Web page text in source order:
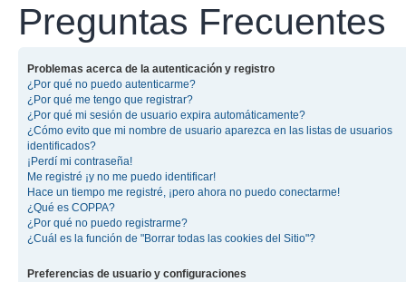
Preguntas Frecuentes
Problemas acerca de la autenticación y registro
¿Por qué no puedo autenticarme?
¿Por qué me tengo que registrar?
¿Por qué mi sesión de usuario expira automáticamente?
¿Cómo evito que mi nombre de usuario aparezca en las listas de usuarios
identificados?
¡Perdí mi contraseña!
Me registré ¡y no me puedo identificar!
Hace un tiempo me registré, ¡pero ahora no puedo conectarme!
¿Qué es COPPA?
¿Por qué no puedo registrarme?
¿Cuál es la función de "Borrar todas las cookies del Sitio"?
Preferencias de usuario y configuraciones